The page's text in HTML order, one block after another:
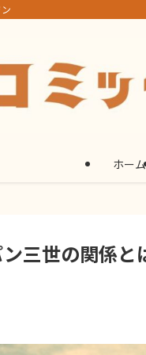
ホーム
三世の関係